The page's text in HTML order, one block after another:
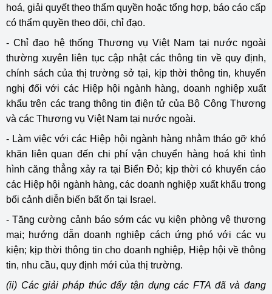
hoá, giải quyết theo thẩm quyền hoặc tổng hợp, báo cáo cấp
có thẩm quyền theo dõi, chỉ đạo.
- Chỉ đạo hệ thống Thương vụ Việt Nam tại nước ngoài
thường xuyên liên tục cập nhật các thông tin về quy định,
chính sách của thị trường sở tại, kịp thời thông tin, khuyến
nghị đối với các Hiệp hội ngành hàng, doanh nghiệp xuất
khẩu trên các trang thông tin điện tử của Bộ Công Thương
và các Thương vụ Việt Nam tại nước ngoài.
- Làm việc với các Hiệp hội ngành hàng nhằm tháo gỡ khó
khăn liên quan đến chi phí vận chuyển hàng hoá khi tình
hình căng thẳng xảy ra tại Biển Đỏ; kịp thời có khuyến cáo
các Hiệp hội ngành hàng, các doanh nghiệp xuất khẩu trong
bối cảnh diễn biến bất ổn tại Israel.
- Tăng cường cảnh báo sớm các vụ kiện phòng vệ thương
mại; hướng dẫn doanh nghiệp cách ứng phó với các vụ
kiện; kịp thời thông tin cho doanh nghiệp, Hiệp hội về thông
tin, nhu cầu, quy định mới của thị trường.
(ii) Các giải pháp thúc đẩy tận dụng các FTA đã và đang